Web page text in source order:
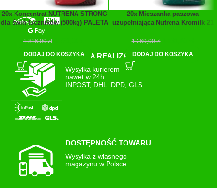
20x Koncentrat NUTRENA STRONG
dla świń tuczników (500kg) PALETA
1 816,00zł
DODAJ DO KOSZYKA
20x Mieszanka paszowa
uzupełniająca Nutrena Kromilk 21
1 269,00zł
DODAJ DO KOSZYKA
SZYBKA REALIZACJA
Wysyłka kurierem
nawet w 24h.
INPOST, DHL, DPD, GLS
DOSTĘPNOŚĆ TOWARU
Wysyłka z własnego
magazynu w Polsce